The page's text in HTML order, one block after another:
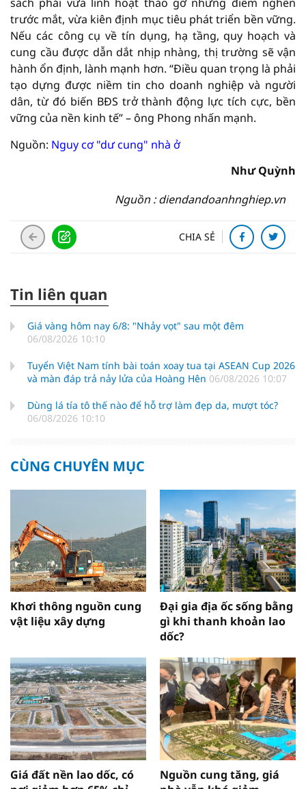
trước mắt, vừa kiên định mục tiêu phát triển bền vững.
Nếu các công cụ về tín dụng, hạ tầng, quy hoạch và
cung cầu được dẫn dắt nhịp nhàng, thị trường sẽ vận
hành ổn định, lành mạnh hơn. “Điều quan trọng là phải
tạo dựng được niềm tin cho doanh nghiệp và người
dân, từ đó biến BĐS trở thành động lực tích cực, bền
vững của nền kinh tế” – ông Phong nhấn mạnh.
Nguồn: Nguy cơ "dư cung" nhà ở
Như Quỳnh
Nguồn : diendandoanhnghiep.vn
CHIA SẺ
Tin liên quan
Giá vàng hôm nay 6/8: "Nhảy vọt" sau một đêm
06/08/2026 10:10
Tuyển Việt Nam tính bài toán xoay tua tại ASEAN Cup 2026
và màn đáp trả nảy lửa của Hoàng Hên 06/08/2026 10:07
Dùng lá tía tô thế nào để hỗ trợ làm đẹp da, mượt tóc?
06/08/2026 10:10
CÙNG CHUYÊN MỤC
Khơi thông nguồn cung
vật liệu xây dựng
Đại gia địa ốc sống bằng
gì khi thanh khoản lao
dốc?
Giá đất nền lao dốc, có
Nguồn cung tăng, giá